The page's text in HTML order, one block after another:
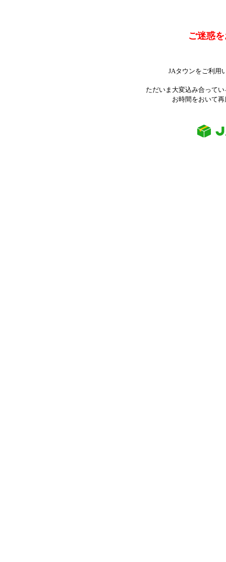
ご迷惑
JAタウンをご利用
ただいま大変込み合って
お時間をおいて